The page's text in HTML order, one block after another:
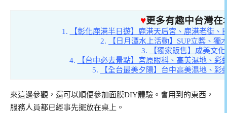
♥更多有趣中台灣在
1.
【彰化鹿港半日遊】鹿港天后宮、鹿港老街
2.
【日月潭水上活動】SUP立槳、獨
3.
【獨家販售】成美文
4.
【台中必去景點】宮原眼科、高美濕地、
5.
【全台最美夕陽】台中高美濕地、彩
來這邊參觀，還可以順便參加面膜DIY體驗。會用到的東西，
服務人員都已經事先擺放在桌上。